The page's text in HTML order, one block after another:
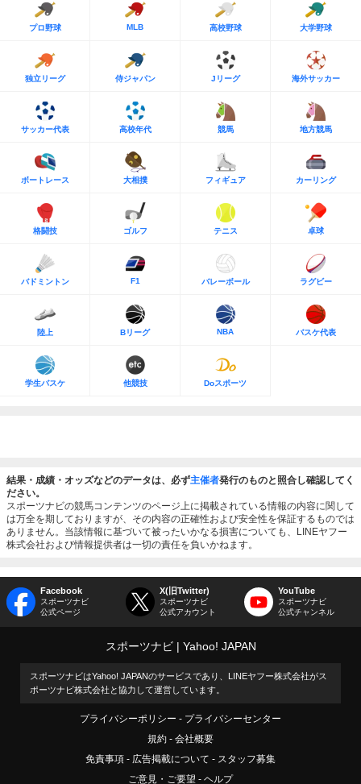
プロ野球 MLB 高校野球 大学野球
独立リーグ 侍ジャパン Jリーグ 海外サッカー
サッカー代表 高校年代 競馬 地方競馬
ボートレース 大相撲 フィギュア カーリング
格闘技 ゴルフ テニス 卓球
バドミントン F1 バレーボール ラグビー
陸上 Bリーグ NBA バスケ代表
学生バスケ 他競技 Doスポーツ
結果・成績・オッズなどのデータは、必ず主催者発行のものと照合し確認してく
ださい。
スポーツナビの競馬コンテンツのページ上に掲載されている情報の内容に関して
は万全を期しておりますが、その内容の正確性および安全性を保証するものでは
ありません。当該情報に基づいて被ったいかなる損害についても、LINEヤフー
株式会社および情報提供者は一切の責任を負いかねます。
Facebook
スポーツナビ
公式ページ
X(旧Twitter)
スポーツナビ
公式アカウント
YouTube
スポーツナビ
公式チャンネル
スポーツナビ Yahoo! JAPAN
スポーツナビはYahoo! JAPANのサービスであり、LINEヤフー株式会社がス
ポーツナビ株式会社と協力して運営しています。
プライバシーポリシー
プライバシーセンター
規約
会社概要
免責事項
広告掲載について
スタッフ募集
ご意見・ご要望
ヘルプ